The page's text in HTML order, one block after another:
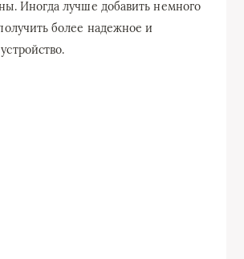
Иногда лучше добавить немного
более надежное и